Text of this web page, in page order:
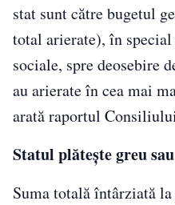
stat sunt către bugetul
total arierate), în
sociale, spre deosebire
au arierate în cea mai
arată raportul
Statul plăteşte greu
Suma totală întârziată